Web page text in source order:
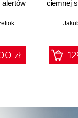
alertów
zł
ciemnej